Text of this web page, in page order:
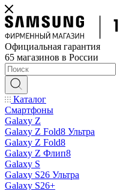
Официальная гарантия
65 магазинов в России
Каталог
Смартфоны
Galaxy Z
Galaxy Z Fold8 Ультра
Galaxy Z Fold8
Galaxy Z Флип8
Galaxy S
Galaxy S26 Ультра
Galaxy S26+